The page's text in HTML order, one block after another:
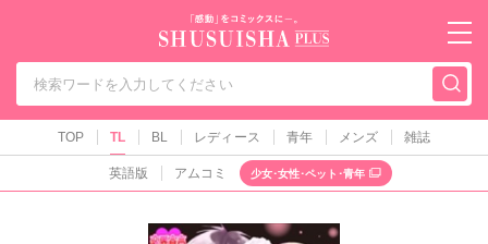
秋水社PLUS（テ
TOP TL BL レディース 青年 メンズ 雑誌
英語版 アムコミ 少女･女性･ペット･青年